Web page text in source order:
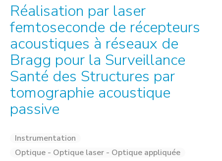
Réalisation par laser
femtoseconde de récepteurs
acoustiques à réseaux de
Bragg pour la Surveillance
Santé des Structures par
tomographie acoustique
passive
Instrumentation
Optique - Optique laser - Optique appliquée